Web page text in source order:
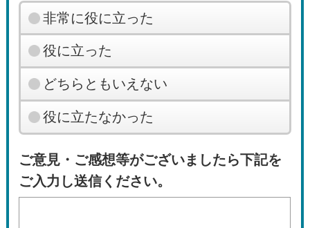
非常に役に立った
役に立った
どちらともいえない
役に立たなかった
ご意見・ご感想等がございましたら下記を
ご入力し送信ください。